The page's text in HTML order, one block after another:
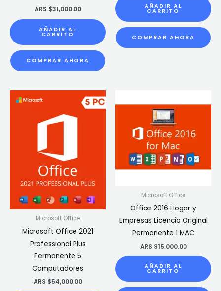
ARS $31,000.00
AÑADIR AL
CARRITO
COMPRAR AHORA
AÑADIR AL
CARRITO
COMPRAR AHORA
Microsoft Office
Microsoft Office 2021
Professional Plus
Permanente 5
Computadores
ARS $54,000.00
Microsoft Office
Office 2016 Hogar y
Empresas Licencia Original
Permanente 1 MAC
ARS $15,000.00
AÑADIR AL
CARRITO